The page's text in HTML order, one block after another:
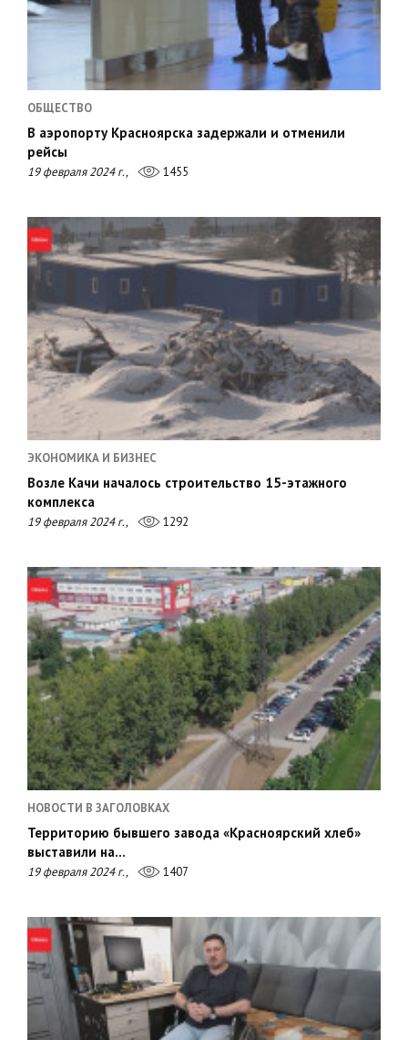
ОБЩЕСТВО
В аэропорту Красноярска задержали и отменили
рейсы
19 февраля 2024 г., 1455
ЭКОНОМИКА И БИЗНЕС
Возле Качи началось строительство 15-этажного
комплекса
19 февраля 2024 г., 1292
НОВОСТИ В ЗАГОЛОВКАХ
Территорию бывшего завода «Красноярский хлеб»
выставили на…
19 февраля 2024 г., 1407